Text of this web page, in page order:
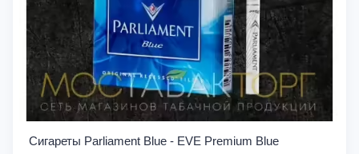
Сигареты Parliament Blue - EVE Premium Blue